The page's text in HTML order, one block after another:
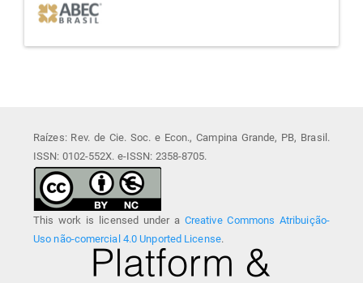
Raízes: Rev. de Cie. Soc. e Econ., Campina Grande, PB, Brasil.
ISSN: 0102-552X. e-ISSN: 2358-8705.
This work is licensed under a Creative Commons Atribuição-
Uso não-comercial 4.0 Unported License.